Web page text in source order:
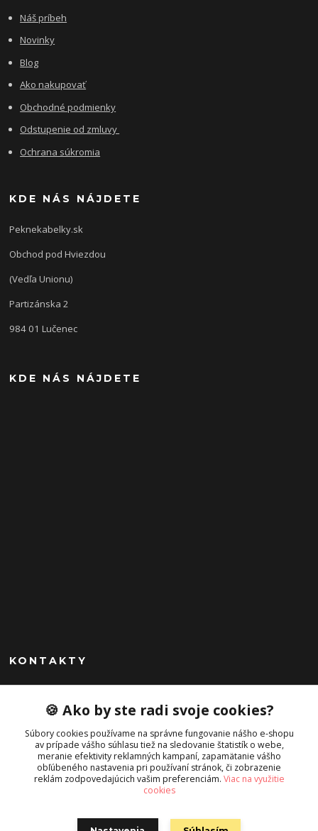
Náš príbeh
Novinky
Blog
Ako nakupovať
Obchodné podmienky
Odstupenie od zmluvy
Ochrana súkromia
KDE NÁS NÁJDETE
Peknekabelky.sk
Obchod pod Hviezdou
(Vedľa Unionu)
Partizánska 2
984 01 Lučenec
KDE NÁS NÁJDETE
KONTAKTY
Peknekabelky.sk
+421 949747302
Po-Pia 10-16
info@peknekabelky.sk
🍪 Ako by ste radi svoje cookies?
Súbory cookies používame na správne fungovanie nášho e-shopu
av prípade vášho súhlasu tiež na sledovanie štatistík o webe,
meranie efektivity reklamných kampaní, zapamätanie vášho
obľúbeného nastavenia pri používaní stránok, či zobrazenie
reklám zodpovedajúcich vašim preferenciám. Viac na využitie
cookies